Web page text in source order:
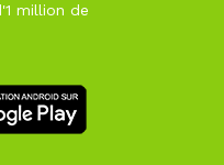
million de